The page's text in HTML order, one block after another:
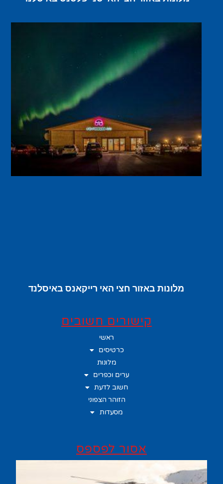
מלונות באזור חצי האי רייקאנס באיסלנד
קישורים חשובים
ראשי
כרטיסים
מלונות
ערים וכפרים
חשוב לדעת
הזוהר הצפוני
מסעדות
אסור לפספס